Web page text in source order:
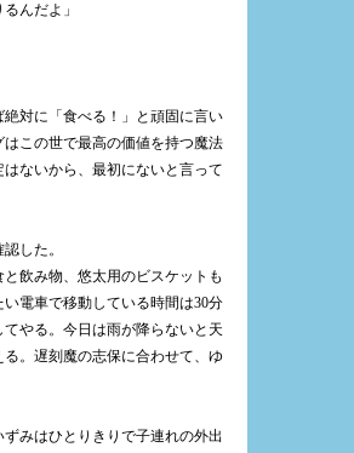
んだよ」
対に「食べる！」と頑固に言い
この世で最高の価値を持つ魔法
ないから、最初にないと言って
した。
飲み物、悠太用のビスケットも
電車で移動している時間は30分
やる。今日は雨が降らないと天
。遅刻魔の志保に合わせて、ゆ
みはひとりきりで子連れの外出